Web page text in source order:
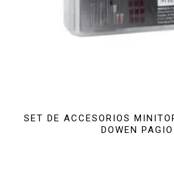
SET DE ACCESORIOS
DOWEN PAGIO